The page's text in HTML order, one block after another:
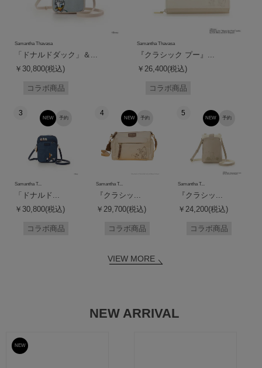
Samantha Thavasa
「ドナルドダック」＆...
￥30,800(税込)
コラボ商品
Samantha Thavasa
『クラシック プー』...
￥26,400(税込)
コラボ商品
3
予約
NEW
Samantha T...
「ドナルド...
￥30,800(税込)
コラボ商品
4
予約
NEW
Samantha T...
『クラシッ...
￥29,700(税込)
コラボ商品
5
予約
NEW
Samantha T...
『クラシッ...
￥24,200(税込)
コラボ商品
VIEW MORE
NEW ARRIVAL
予約
NEW